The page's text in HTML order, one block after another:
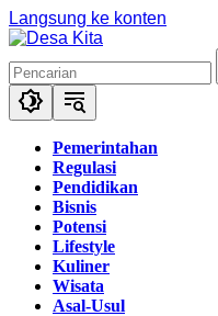
Langsung ke konten
Pemerintahan
Regulasi
Pendidikan
Bisnis
Potensi
Lifestyle
Kuliner
Wisata
Asal-Usul